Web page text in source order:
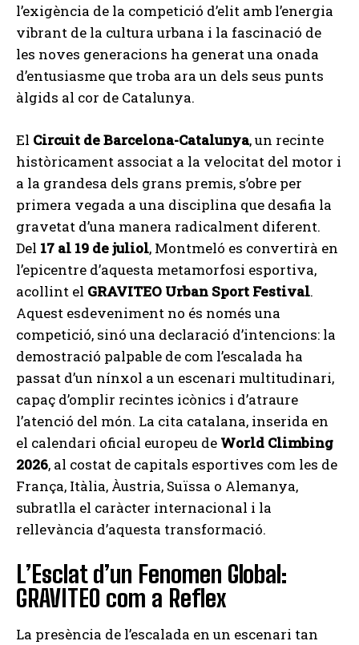
l’exigència de la competició d’elit amb l’energia
vibrant de la cultura urbana i la fascinació de
les noves generacions ha generat una onada
d’entusiasme que troba ara un dels seus punts
àlgids al cor de Catalunya.
El Circuit de Barcelona-Catalunya, un recinte
històricament associat a la velocitat del motor i
a la grandesa dels grans premis, s’obre per
primera vegada a una disciplina que desafia la
gravetat d’una manera radicalment diferent.
Del 17 al 19 de juliol, Montmeló es convertirà en
l’epicentre d’aquesta metamorfosi esportiva,
acollint el GRAVITEO Urban Sport Festival.
Aquest esdeveniment no és només una
competició, sinó una declaració d’intencions: la
demostració palpable de com l’escalada ha
passat d’un nínxol a un escenari multitudinari,
capaç d’omplir recintes icònics i d’atraure
l’atenció del món. La cita catalana, inserida en
el calendari oficial europeu de World Climbing
2026, al costat de capitals esportives com les de
França, Itàlia, Àustria, Suïssa o Alemanya,
subratlla el caràcter internacional i la
rellevància d’aquesta transformació.
L’Esclat d’un Fenomen Global:
GRAVITEO com a Reflex
La presència de l’escalada en un escenari tan